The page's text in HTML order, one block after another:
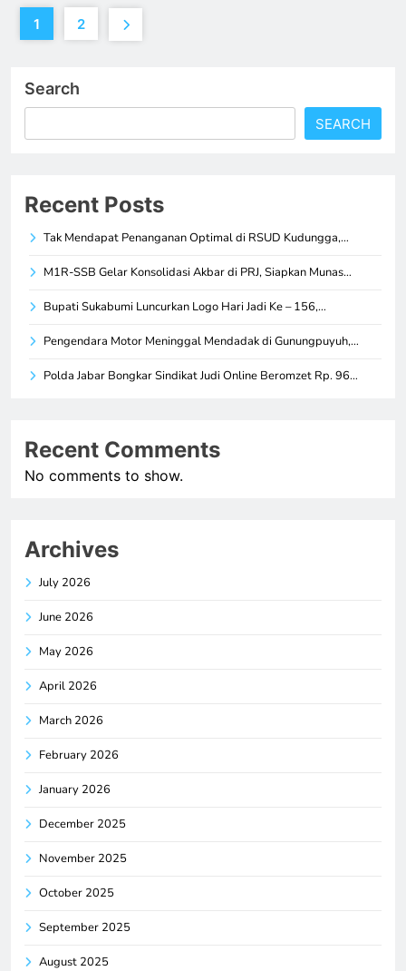
1 2
Search
SEARCH
Recent Posts
Tak Mendapat Penanganan Optimal di RSUD Kudungga,…
M1R-SSB Gelar Konsolidasi Akbar di PRJ, Siapkan Munas…
Bupati Sukabumi Luncurkan Logo Hari Jadi Ke – 156,…
Pengendara Motor Meninggal Mendadak di Gunungpuyuh,…
Polda Jabar Bongkar Sindikat Judi Online Beromzet Rp. 96…
Recent Comments
No comments to show.
Archives
July 2026
June 2026
May 2026
April 2026
March 2026
February 2026
January 2026
December 2025
November 2025
October 2025
September 2025
August 2025